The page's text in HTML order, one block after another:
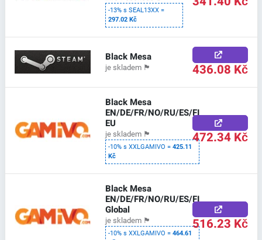
-13% s SEAL13XX =
297.02 Kč
Black Mesa
je skladem 🏴 436.08 Kč
Black Mesa
EN/DE/FR/NO/RU/ES/FI
EU
je skladem 🏴
-10% s XXLGAMIVO =425.11
Kč
472.34 Kč
Black Mesa
EN/DE/FR/NO/RU/ES/FI
Global
je skladem 🏴
-10% s XXLGAMIVO =464.61516.23 Kč